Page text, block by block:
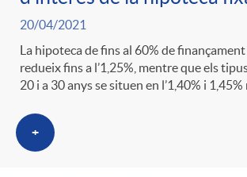
20/04/2021
La hipoteca de fins al 60% de finançament
redueix fins a l’1,25%, mentre que els
20 i a 30 anys se situen en l’1,40% i
+